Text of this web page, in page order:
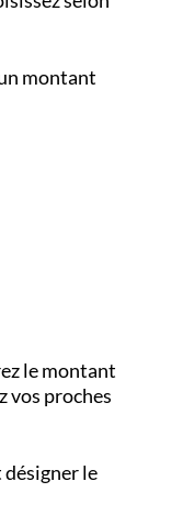
montant
le montant
vos proches
le